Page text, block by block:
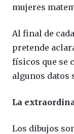
mujeres
Al final de
pretende
físicos que se
algunos datos
La
Los dibujos